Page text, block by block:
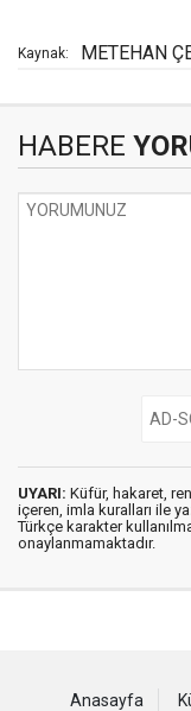
Kaynak: METEHAN
HABERE
UYARI: Küfür, hakaret,
içeren, imla kuralları ile
Türkçe karakter
onaylanmamaktadır.
Anasayfa